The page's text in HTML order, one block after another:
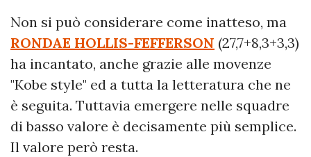
Non si può considerare come inatteso, ma
RONDAE HOLLIS-FEFFERSON (27,7+8,3+3,3)
ha incantato, anche grazie alle movenze
"Kobe style" ed a tutta la letteratura che ne
è seguita. Tuttavia emergere nelle squadre
di basso valore è decisamente più semplice.
Il valore però resta.